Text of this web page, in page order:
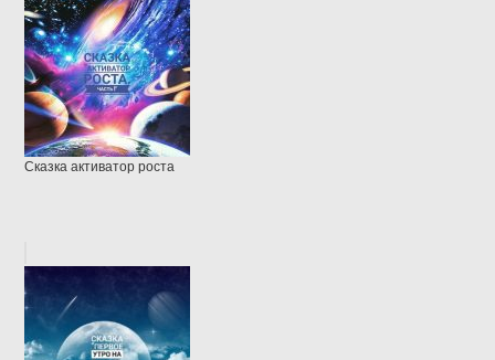
Сказка активатор роста